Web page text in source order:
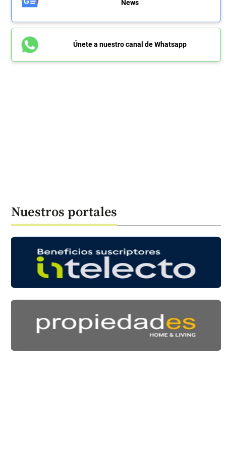
News
Únete a nuestro canal de Whatsapp
Nuestros portales